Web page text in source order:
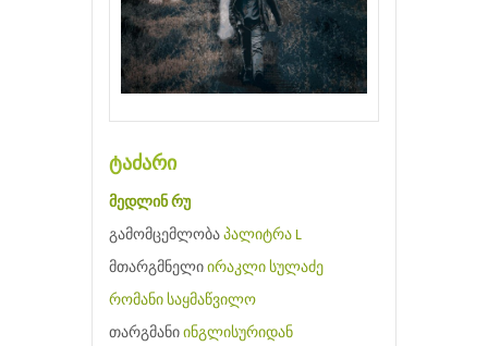
ტაძარი
მედლინ რუ
გამომცემლობა პალიტრა L
მთარგმნელი ირაკლი სულაძე
რომანი საყმაწვილო
თარგმანი ინგლისურიდან